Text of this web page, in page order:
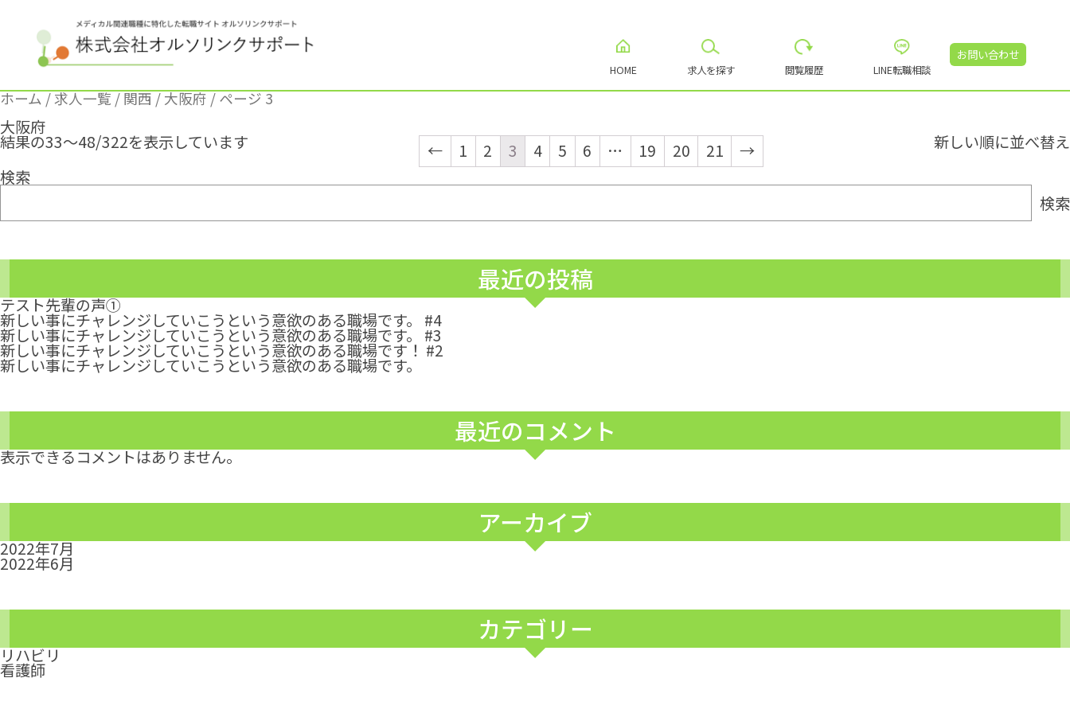
HOME 求人を探す 閲覧履歴 LINE転職相談
お問い合わせ
ホーム/求人一覧/関西/大阪府/ ページ 3
大阪府
結果の33～48/322を表示しています ← 1 2 3 4 5 6 … 19 20 21
→
検索
検索
最近の投稿
テスト先輩の声①
新しい事にチャレンジしていこうという意欲のある職場です。 #4
新しい事にチャレンジしていこうという意欲のある職場です。 #3
新しい事にチャレンジしていこうという意欲のある職場です！ #2
新しい事にチャレンジしていこうという意欲のある職場です。
最近のコメント
表示できるコメントはありません。
アーカイブ
2022年7月
2022年6月
カテゴリー
リハビリ
看護師